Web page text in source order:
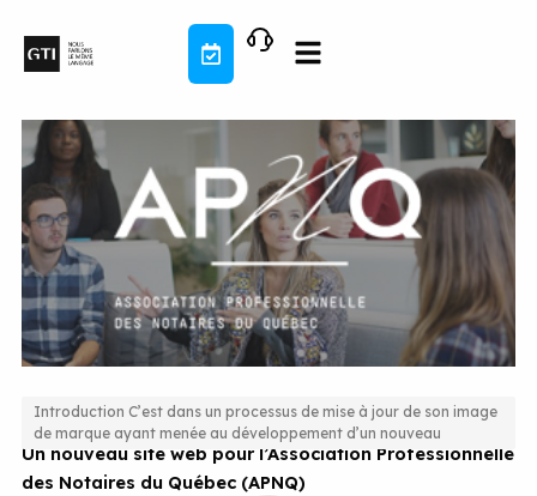
contenu
Un nouveau site web pour l’Association Professionnelle
des Notaires du Québec (APNQ)
Introduction C’est dans un processus de mise à jour de son image
de marque ayant menée au développement d’un nouveau